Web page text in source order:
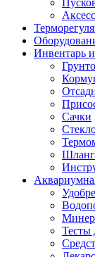
Инвентарь
Сачки
Тесты